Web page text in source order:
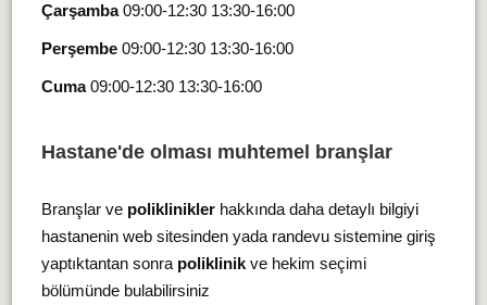
Çarşamba09:00-12:30 13:30-16:00
Perşembe09:00-12:30 13:30-16:00
Cuma09:00-12:30 13:30-16:00
Hastane'de olması muhtemel branşlar
Branşlar ve polikliniklerhakkında daha detaylı bilgiyi
hastanenin web sitesinden yada randevu sistemine giriş
yaptıktantan sonra poliklinikve hekim seçimi
bölümünde bulabilirsiniz